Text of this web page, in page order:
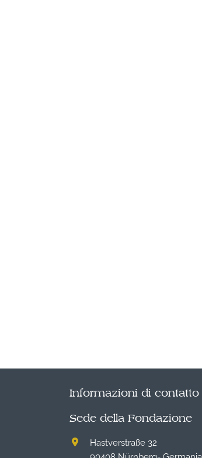
Informazioni di contatto
Sede della Fondazione
Hastverstraße 32
90408 Nürnberg- Germania